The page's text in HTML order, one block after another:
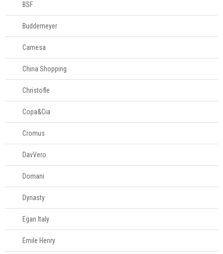
BSF
Buddemeyer
Camesa
China Shopping
Christofle
Copa&Cia
Cromus
DavVero
Domani
Dynasty
Egan Italy
Emile Henry